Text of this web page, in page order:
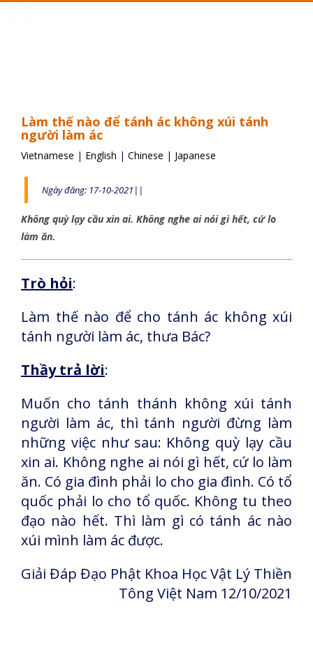
Làm thế nào để tánh ác không xúi tánh
người làm ác
Vietnamese | English | Chinese | Japanese
Ngày đăng: 17-10-2021||
Không quỳ lạy cầu xin ai. Không nghe ai nói gì hết, cứ lo
làm ăn.
Trò hỏi:
Làm thế nào để cho tánh ác không xúi
tánh người làm ác, thưa Bác?
Thầy trả lời:
Muốn cho tánh thánh không xúi tánh
người làm ác, thì tánh người đừng làm
những việc như sau: Không quỳ lạy cầu
xin ai. Không nghe ai nói gì hết, cứ lo làm
ăn. Có gia đình phải lo cho gia đình. Có tổ
quốc phải lo cho tổ quốc. Không tu theo
đạo nào hết. Thì làm gì có tánh ác nào
xúi mình làm ác được.
Giải Đáp Đạo Phật Khoa Học Vật Lý Thiền
Tông Việt Nam 12/10/2021